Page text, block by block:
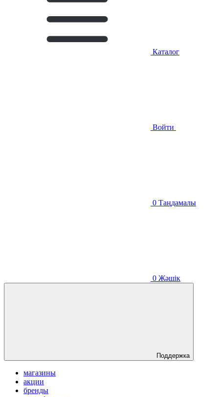
Каталог
Войти
0 Таңдамалы
0 Жәшік
Поддержка
магазины
акции
бренды